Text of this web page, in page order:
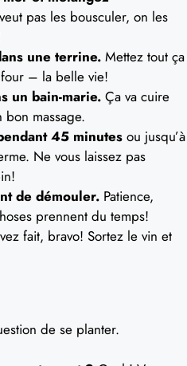
pas les bousculer, on les
une terrine. Mettez tout ça
– la belle vie!
un bain-marie. Ça va cuire
massage.
45 minutes ou jusqu’à
Ne vous laissez pas
de démouler. Patience,
prennent du temps!
fait, bravo! Sortez le vin et
de se planter.